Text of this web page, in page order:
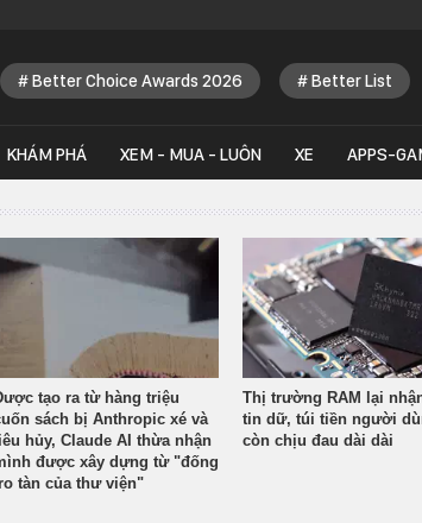
Better Choice Awards 2026 Better List
KHÁM PHÁ XEM - MUA - LUÔN XE APPS-
tạo ra từ hàng triệu
sách bị Anthropic xé và
hủy, Claude AI thừa nhận
được xây dựng từ "đống
tàn của thư viện"
Thị trường RAM lại
tin dữ, túi tiền người
còn chịu đau dài dài